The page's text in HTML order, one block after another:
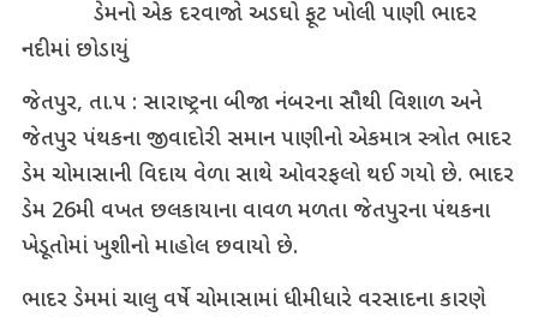
ડેમનો એક દરવાજો અડઘો ફૂટ ખોલી પાણી ભાદર
નદીમાં છોડાયું
જેતપુર, તા.પ : સારાષ્ટ્રના બીજા નંબરના સૌથી વિશાળ અને
જેતપુર પંથકના જીવાદોરી સમાન પાણીનો એકમાત્ર સ્ત્રોત ભાદર
ડેમ ચોમાસાની વિદાય વેળા સાથે ઓવરફલો થઈ ગયો છે. ભાદર
ડેમ 26મી વખત છલકાયાના વાવળ મળતા જેતપુરના પંથકના
ખેડૂતોમાં ખુશીનો માહોલ છવાયો છે.
ભાદર ડેમમાં ચાલુ વર્ષે ચોમાસામાં ધીમીધારે વરસાદના કારણે